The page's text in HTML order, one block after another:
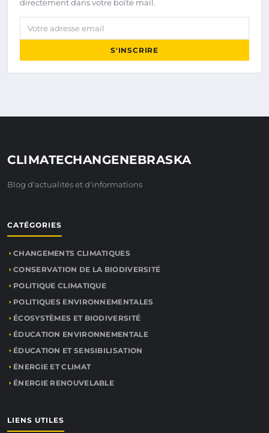
directement dans votre boîte mail.
Votre adresse email
S'INSCRIRE
CLIMATECHANGENEBRASKA
Blog d'actualités et d'informations
CATÉGORIES
CHANGEMENTS CLIMATIQUES
CONSERVATION DE LA BIODIVERSITÉ
POLITIQUE CLIMATIQUE
POLITIQUES ENVIRONNEMENTALES
ÉCOSYSTÈMES ET BIODIVERSITÉ
ÉDUCATION ENVIRONNEMENTALE
ÉDUCATION ET SENSIBILISATION
ÉNERGIE ET CLIMAT
ÉNERGIE RENOUVELABLE
LIENS UTILES